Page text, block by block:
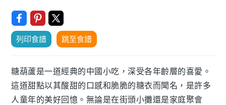
列印食譜 跳至食譜
糖葫蘆是一道經典的中國小吃，深受各年齡層的喜愛。
這道甜點以其酸甜的口感和脆脆的糖衣而聞名，是許多
人童年的美好回憶。無論是在街頭小攤還是家庭聚會